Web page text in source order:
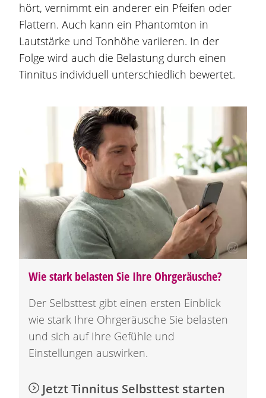
hört, vernimmt ein anderer ein Pfeifen oder
Flattern. Auch kann ein Phantomton in
Lautstärke und Tonhöhe variieren. In der
Folge wird auch die Belastung durch einen
Tinnitus individuell unterschiedlich bewertet.
Wie stark belasten Sie Ihre Ohrgeräusche?
Der Selbsttest gibt einen ersten Einblick
wie stark Ihre Ohrgeräusche Sie belasten
und sich auf Ihre Gefühle und
Einstellungen auswirken.
Jetzt Tinnitus Selbsttest starten